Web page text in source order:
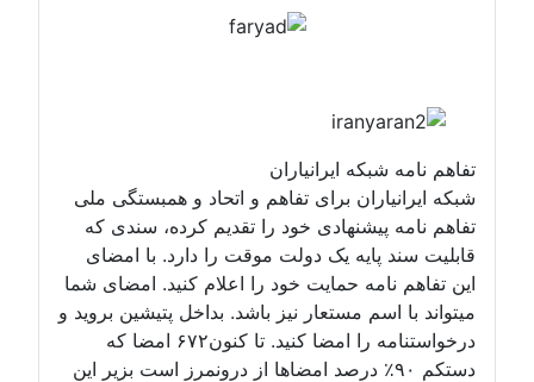
تفاهم نامه شبکه ایرانیاران
شبکه ایرانیاران برای تفاهم و اتحاد و همبستگی ملی
تفاهم نامه پیشنهادی خود را تقدیم کرده، سندی که
قابلیت سند پایه یک دولت موقت را دارد. با امضای
این تفاهم نامه حمایت خود را اعلام کنید. امضای شما
میتواند با اسم مستعار نیز باشد. بداخل پتیشین بروید و
درخواستنامه را امضا کنید. تا کنون۶۷۲ امضا که
دستکم ۹۰٪ درصد امضاها از درونمرز است بزیر این